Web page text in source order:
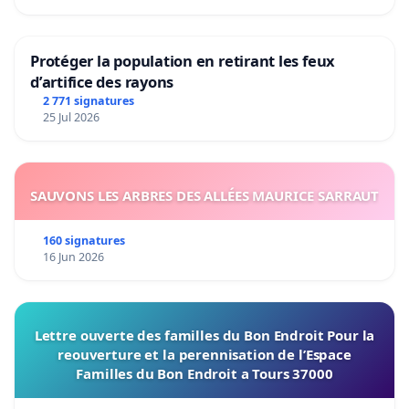
Protéger la population en retirant les feux
d’artifice des rayons
2 771 signatures
25 Jul 2026
SAUVONS LES ARBRES DES ALLÉES MAURICE SARRAUT
160 signatures
16 Jun 2026
Lettre ouverte des familles du Bon Endroit Pour la
reouverture et la perennisation de l’Espace
Familles du Bon Endroit a Tours 37000